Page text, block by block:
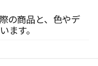
の商品と、色やデ
ます。